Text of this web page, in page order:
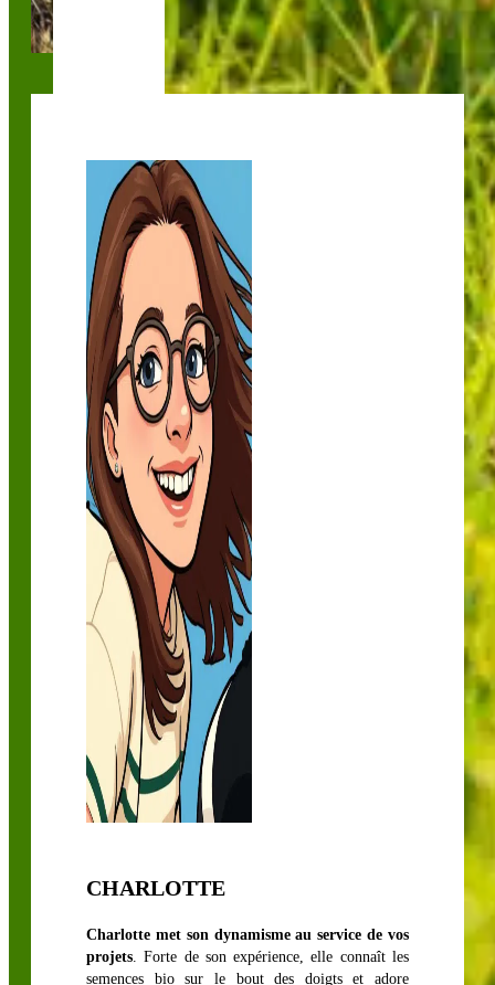
CHARLOTTE
Charlotte met son dynamisme au service de vos
projets . Forte de son expérience, elle connaît les
semences bio sur le bout des doigts et adore